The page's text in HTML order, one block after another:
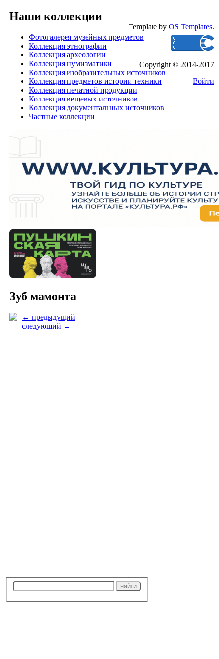
Наши коллекции
Фотогалерея музейных предметов
Коллекция этнографии
Коллекция археологии
Коллекция нумизматики
Коллекция изобразительных источников
Коллекция предметов истории техники
Коллекция печатной продукции
Коллекция вещевых источников
Коллекция документальных источников
Частные коллекции
Зуб мамонта
← предыдущий
следующий →
Template by OS Templates.
Copyright © 2014-2017
Войти